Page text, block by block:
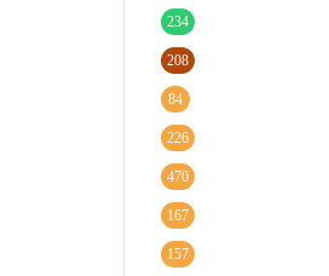
234
208
84
226
470
167
157